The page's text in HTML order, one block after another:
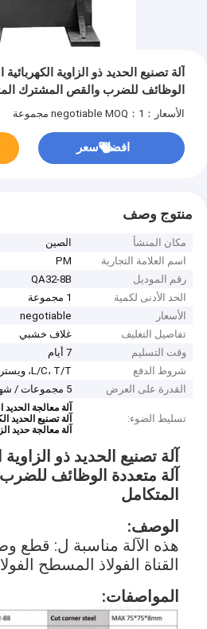
آلة تصنيع الحديد ذو الزاوية
الوظائف للضرب والقص المشترك
الأسعار：negotiable MOQ：1 مجموعة
افضل سعر
منتوج وصف
مكان المنشأ
الصين
اسم العلامة التجارية
PM
رقم الموديل
QA32-8B
الحد الأدنى لكمية
1 مجموعة
الأسعار
negotiable
تفاصيل التغليف
غلاف خشبي
وقت التسليم
7 أيام
شروط الدفع
L/C، T/T، ويسترن يونيون
القدرة على العرض
5 مجموعات / شهر
تسليط الضوء:
آلة معالجة
آلة تصنيع الحديد
آلة معالجة حديد
آلة تصنيع الحديد ذو
آلة متعددة الوظائف
المتكامل
الوصف:
هذه الآلة مناسبة ل: قطع
القناة الفولاذ المسطح
المواصفات: